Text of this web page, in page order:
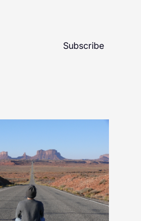
Subscribe